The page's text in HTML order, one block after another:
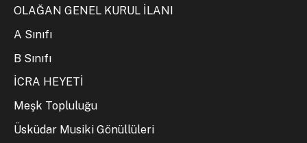
OLAĞAN GENEL KURUL İLANI
A Sınıfı
B Sınıfı
İCRA HEYETİ
Meşk Topluluğu
Üsküdar Musiki Gönüllüleri